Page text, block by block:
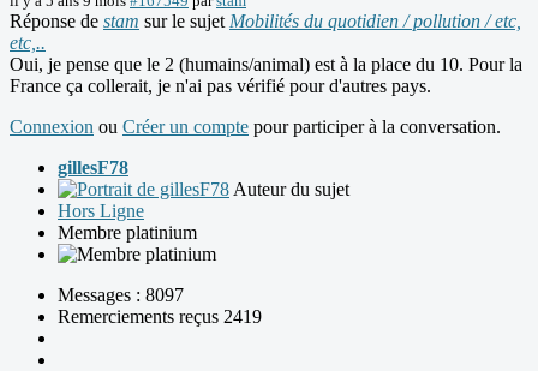
Réponse de stam sur le sujet Mobilités du quotidien / pollution / etc,
etc,..
Oui, je pense que le 2 (humains/animal) est à la place du 10. Pour la
France ça collerait, je n'ai pas vérifié pour d'autres pays.
Connexion ou Créer un compte pour participer à la conversation.
gillesF78
Auteur du sujet
Hors Ligne
Membre platinium
Messages : 8097
Remerciements reçus 2419